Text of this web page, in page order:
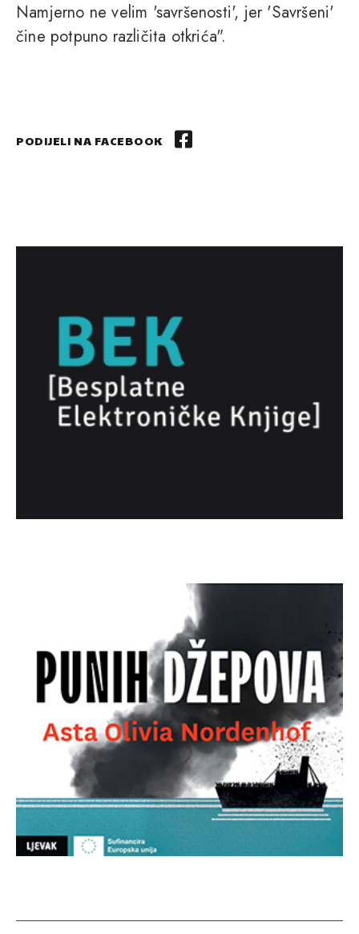
Namjerno ne velim 'savršenosti', jer 'Savršeni'
čine potpuno različita otkrića".
PODIJELI NA FACEBOOK